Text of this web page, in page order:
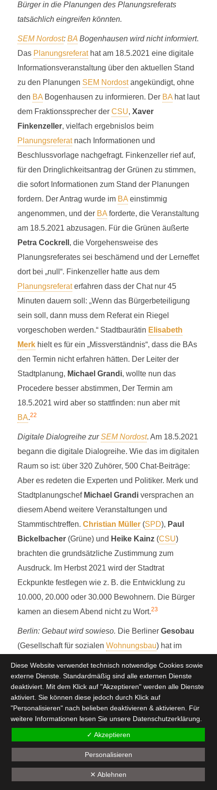
Bürger in die Planungen des Planungsreferats
tatsächlich eingreifen könnten.
SEM Nordost: BABogenhausen wird nicht informiert.
Das Planungsreferathat am 18.5.2021 eine digitale
Informationsveranstaltung über den aktuellen Stand
zu den Planungen SEM Nordostangekündigt, ohne
den BABogenhausen zu informieren. Der BAhat laut
dem Fraktionssprecher der CSU, Xaver
Finkenzeller, vielfach ergebnislos beim
Planungsreferatnach Informationen und
Beschlussvorlage nachgefragt. Finkenzeller rief auf,
für den Dringlichkeitsantrag der Grünen zu stimmen,
die sofort Informationen zum Stand der Planungen
fordern. Der Antrag wurde im BAeinstimmig
angenommen, und der BAforderte, die Veranstaltung
am 18.5.2021 abzusagen. Für die Grünen äußerte
Petra Cockrell , die Vorgehensweise des
Planungsreferates sei beschämend und der Lerneffet
dort bei „null“. Finkenzeller hatte aus dem
Planungsreferaterfahren dass der Chat nur 45
Minuten dauern soll: „Wenn das Bürgerbeteiligung
sein soll, dann muss dem Referat ein Riegel
vorgeschoben werden.“ Stadtbaurätin Elisabeth
Merkhielt es für ein „Missverständnis“, dass die BAs
den Termin nicht erfahren hätten. Der Leiter der
Stadtplanung, Michael Grandi, wollte nun das
Procedere besser abstimmen, Der Termin am
18.5.2021 wird aber so stattfinden: nun aber mit
BA.22
Digitale Dialogreihe zurSEM Nordost. Am 18.5.2021
begann die digitale Dialogreihe. Wie das im digitalen
Raum so ist: über 320 Zuhörer, 500 Chat-Beiträge:
Aber es redeten die Experten und Politiker. Merk und
Stadtplanungschef Michael Grandiversprachen an
diesem Abend weitere Veranstaltungen und
Stammtischtreffen. Christian Müller(SPD), Paul
Bickelbacher(Grüne) und Heike Kainz(CSU)
brachten die grundsätzliche Zustimmung zum
Ausdruck. Im Herbst 2021 wird der Stadtrat
Eckpunkte festlegen wie z. B. die Entwicklung zu
10.000, 20.000 oder 30.000 Bewohnern. Die Bürger
kamen an diesem Abend nicht zu Wort.23
Berlin: Gebaut wird sowieso. Die Berliner Gesobau
(Gesellschaft für sozialen Wohnungsbau) hat im
angeschrieben: „Hiermit laden wir Sie zu einer
Partizipationsveranstaltung ein.“ Dann stellte
Gesobau ein weißes Zelt mit Wachleuten in einem
Hof auf und präsentierte den Mietern die Bebauung
ihrer beiden Innenhöfe: wahlweise L-Form, H-Form
oder I-Form, Abstimmung per Knopfdruck. Die Meter
wollten aber gar nicht, dass ihr Hof üpberhaupt
bebaut wird. Darauf sagte ein Gesobau-
Diese Website verwendet technisch notwendige Cookies sowie
externe Dienste. Standardmäßig sind alle externen Dienste
deaktiviert. Mit dem Klick auf "Akzeptieren" werden alle Dienste
aktiviert. Sie können diese jedoch durch Klick auf
"Personalisieren" nach belieben deaktivieren & aktivieren. Für
weitere Informationen lesen Sie unsere Datenschutzerklärung.
✓ Akzeptieren
Personalisieren
✕ Ablehnen